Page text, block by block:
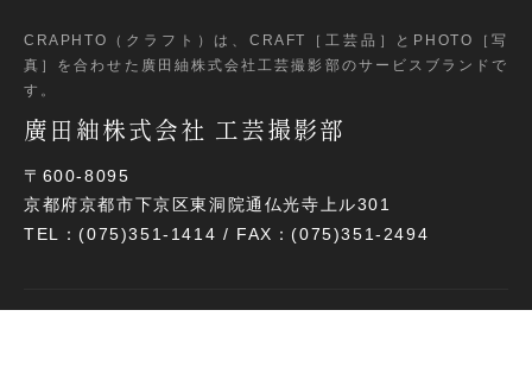
CRAPHTO（クラフト）は、CRAFT［工芸品］とPHOTO［写
真］ を合わせた廣田紬株式会社工芸撮影部のサービスブランドで
す。
廣田紬株式会社 工芸撮影部
〒600-8095
京都府京都市下京区東洞院通仏光寺上ル301
TEL：(075)351-1414 / FAX：(075)351-2494